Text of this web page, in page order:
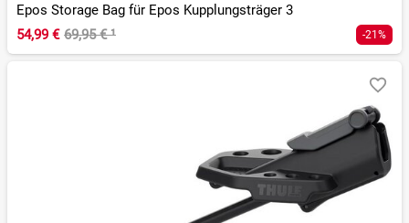
Epos Storage Bag für Epos Kupplungsträger 3
54,99 € 69,95 €¹ -21%